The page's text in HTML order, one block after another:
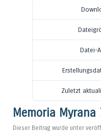
Datei-
Zuletzt
Memoria Myrana
Dieser Beitrag wurde unter